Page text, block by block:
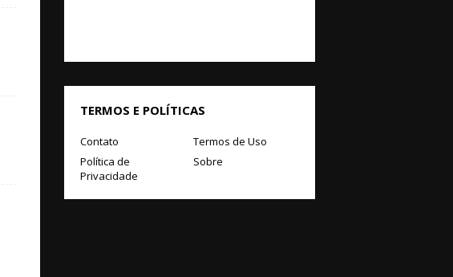
TERMOS E POLÍTICAS
Contato
Termos de Uso
Política de
Privacidade
Sobre